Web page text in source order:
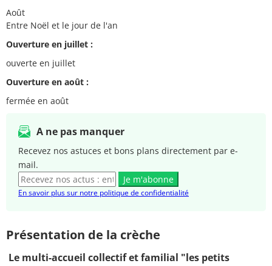
Août
Entre Noël et le jour de l'an
Ouverture en juillet :
ouverte en juillet
Ouverture en août :
fermée en août
A ne pas manquer
Recevez nos astuces et bons plans directement par e-
mail.
Je m'abonne
En savoir plus sur notre politique de confidentialité
Présentation de la crèche
Le multi-accueil collectif et familial "les petits